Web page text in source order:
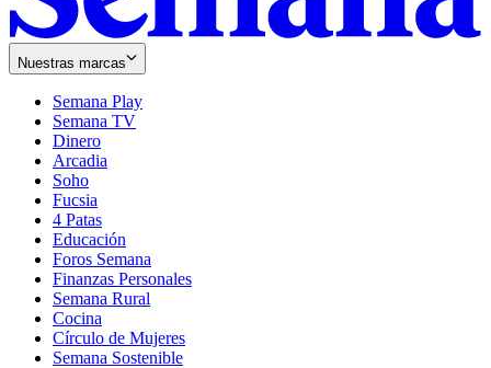
Nuestras marcas
Semana Play
Semana TV
Dinero
Arcadia
Soho
in
new
window
Fucsia
in
new
window
4 Patas
Educación
Foros Semana
Finanzas Personales
Semana Rural
Cocina
Círculo de Mujeres
Semana Sostenible